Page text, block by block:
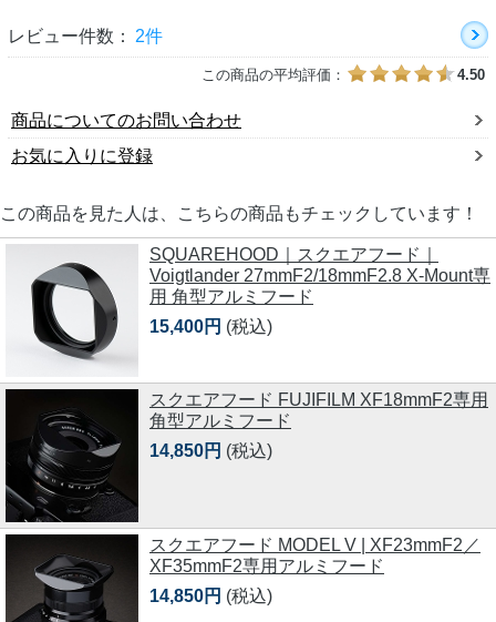
レビュー件数： 2件
この商品の平均評価： 4.50
商品についてのお問い合わせ
お気に入りに登録
この商品を見た人は、こちらの商品もチェックしています！
SQUAREHOOD｜スクエアフード｜
Voigtlander 27mmF2/18mmF2.8 X-Mount専
用 角型アルミフード
15,400円 (税込)
スクエアフード FUJIFILM XF18mmF2専用
角型アルミフード
14,850円 (税込)
スクエアフード MODEL V | XF23mmF2／
XF35mmF2専用アルミフード
14,850円 (税込)